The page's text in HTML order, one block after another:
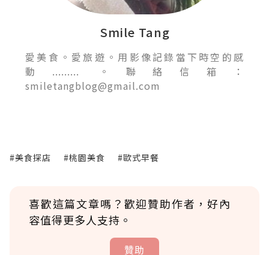
Smile Tang
愛美食。愛旅遊。用影像記錄當下時空的感
動......... 。聯絡信箱：
smiletangblog@gmail.com
#美食探店 #桃園美食 #歐式早餐
喜歡這篇文章嗎？歡迎贊助作者，好內
容值得更多人支持。
贊助